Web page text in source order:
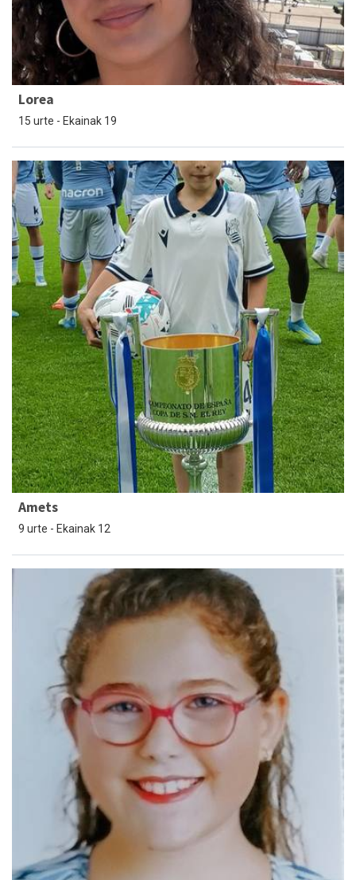
Lorea
15 urte - Ekainak 19
Amets
9 urte - Ekainak 12